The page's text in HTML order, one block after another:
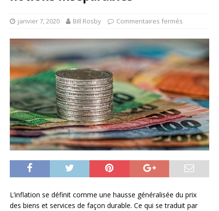
janvier 7, 2020 Bill Rosby Commentaires fermés
L’inflation se définit comme une hausse généralisée du prix
des biens et services de façon durable. Ce qui se traduit par